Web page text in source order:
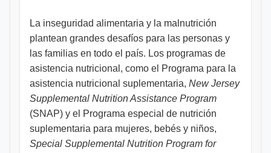
La inseguridad alimentaria y la malnutrición
plantean grandes desafíos para las personas y
las familias en todo el país. Los programas de
asistencia nutricional, como el Programa para la
asistencia nutricional suplementaria, New Jersey
Supplemental Nutrition Assistance Program
(SNAP) y el Programa especial de nutrición
suplementaria para mujeres, bebés y niños,
Special Supplemental Nutrition Program for